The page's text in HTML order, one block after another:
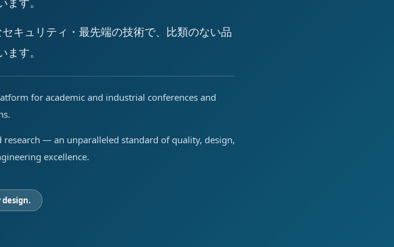
キュリティ・最先端の技術で、比類のない品
す。
for academic and industrial conferences and
— an unparalleled standard of quality, design,
excellence.
design.